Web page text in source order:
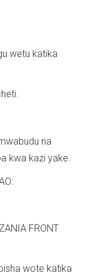
wetu katika
na
kwa kazi yake.
FRONT
wote katika